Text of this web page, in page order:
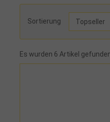
Sortierung
Es wurden 6 Artikel